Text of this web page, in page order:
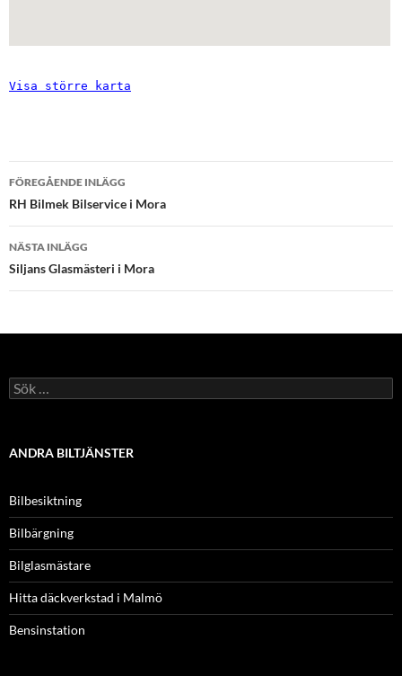
Visa större karta
Inläggsnavigering
FÖREGÅENDE INLÄGG
RH Bilmek Bilservice i Mora
NÄSTA INLÄGG
Siljans Glasmästeri i Mora
Sök
efter:
ANDRA BILTJÄNSTER
Bilbesiktning
Bilbärgning
Bilglasmästare
Hitta däckverkstad i Malmö
Bensinstation